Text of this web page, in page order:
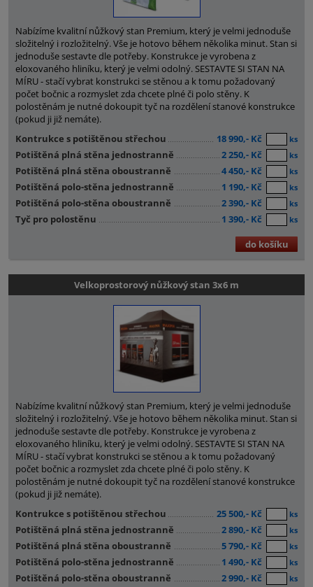
Nabízíme kvalitní nůžkový stan Premium, který je velmi jednoduše
složitelný i rozložitelný. Vše je hotovo během několika minut. Stan si
jednoduše sestavte dle potřeby. Konstrukce je vyrobena z
eloxovaného hliníku, který je velmi odolný. SESTAVTE SI STAN NA
MÍRU - stačí vybrat konstrukci se stěnou a k tomu požadovaný
počet bočnic a rozmyslet zda chcete plné či polo stěny. K
polostěnám je nutné dokoupit tyč na rozdělení stanové konstrukce
(pokud ji již nemáte).
Kontrukce s potištěnou střechou
18 990,- Kč ks
Potištěná plná stěna jednostranně 2 250,- Kč ks
Potištěná plná stěna oboustranně 4 450,- Kč ks
Potištěná polo-stěna jednostranně 1 190,- Kč ks
Potištěná polo-stěna oboustranně 2 390,- Kč ks
Tyč pro polostěnu 1 390,- Kč ks
do košíku
Velkoprostorový nůžkový stan 3x6 m
Nabízíme kvalitní nůžkový stan Premium, který je velmi jednoduše
složitelný i rozložitelný. Vše je hotovo během několika minut. Stan si
jednoduše sestavte dle potřeby. Konstrukce je vyrobena z
eloxovaného hliníku, který je velmi odolný. SESTAVTE SI STAN NA
MÍRU - stačí vybrat konstrukci se stěnou a k tomu požadovaný
počet bočnic a rozmyslet zda chcete plné či polo stěny. K
polostěnám je nutné dokoupit tyč na rozdělení stanové konstrukce
(pokud ji již nemáte).
Kontrukce s potištěnou střechou
25 500,- Kč ks
Potištěná plná stěna jednostranně 2 890,- Kč ks
Potištěná plná stěna oboustranně 5 790,- Kč ks
Potištěná polo-stěna jednostranně 1 490,- Kč ks
Potištěná polo-stěna oboustranně 2 990,- Kč ks